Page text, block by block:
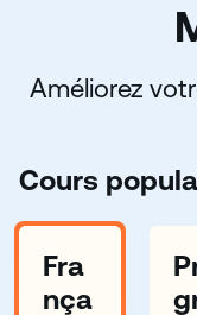
Améliorez
Cours
Fra
nça